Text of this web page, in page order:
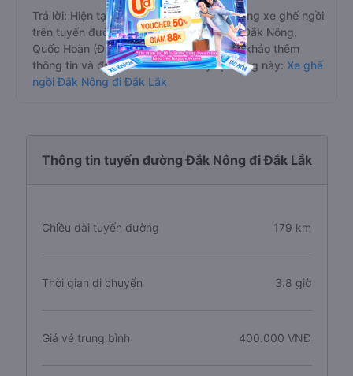
Trả lời: Hiện tại có 2 hãng xe khai thác dòng xe ghế ngồi
trên tuyến đường này là xe Hoàng Kim - Đắk Nông,
Quốc Hoàn (Đắk Song), bạn có thể tham khảo thêm
thông tin và đặt vé các nhà xe này tại trang này: Xe ghế
ngồi Đắk Nông đi Đắk Lắk
Thông tin tuyến đường Đắk Nông đi Đắk Lắk
Chiều dài tuyến đường 179 km
Thời gian di chuyển 3.8 giờ
Giá vé trung bình 400.000 VNĐ